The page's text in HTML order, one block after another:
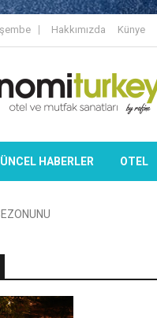
Hakkımızda Künye
HABERLER OTEL